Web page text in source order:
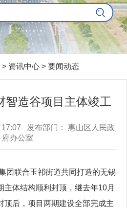
> 资讯中心 > 要闻动态
智造谷项目主体竣工
发布部门： 惠山区人民政
府办公室
联合玉祁街道共同打造的无锡
主体结构顺利封顶，继去年10月
顶后，项目两期建设全部完成主